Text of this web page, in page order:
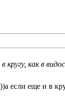
как в
если еще и в